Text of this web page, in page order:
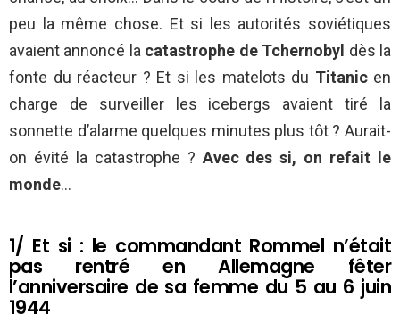
peu la même chose. Et si les autorités soviétiques
avaient annoncé la catastrophe de Tchernobyl dès la
fonte du réacteur ? Et si les matelots du Titanicen
charge de surveiller les icebergs avaient tiré la
sonnette d’alarme quelques minutes plus tôt ? Aurait-
on évité la catastrophe ? Avec des si, on refait le
monde…
1/ Et si : le commandant Rommel n’était
pas rentré en Allemagne fêter
l’anniversaire de sa femme du 5 au 6 juin
1944